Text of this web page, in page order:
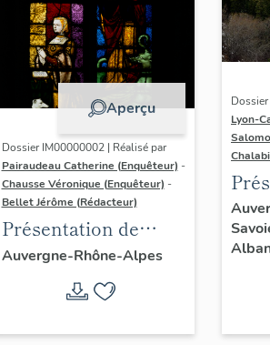
Aperçu
Dossier IM00000002 | Réalisé par
Pairaudeau Catherine (Enquêteur) -
Chausse Véronique (Enquêteur) -
Bellet Jérôme (Rédacteur)
Présentation de
l'aire d'étude du
recensement du
vitrail ancien de
Rhône-Alpes
Auvergne-Rhône-Alpes
Dossier
Lyon-